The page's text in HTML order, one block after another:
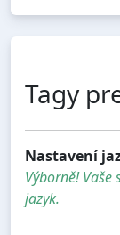
Tagy
Nastavení
Výborně!
jazyk.